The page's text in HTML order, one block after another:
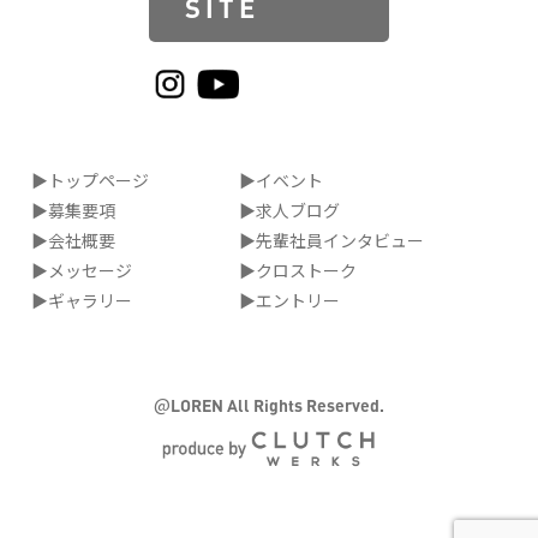
SITE
▶トップページ
▶募集要項
▶会社概要
▶メッセージ
▶ギャラリー
▶イベント
▶求人ブログ
▶先輩社員インタビュー
▶クロストーク
▶エントリー
@LOREN All Rights Reserved.